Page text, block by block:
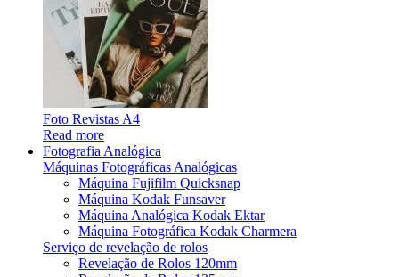
Foto Revistas A4
Read more
Fotografia Analógica
Máquinas Fotográficas Analógicas
Máquina Fujifilm Quicksnap
Máquina Kodak Funsaver
Máquina Analógica Kodak Ektar
Máquina Fotográfica Kodak Charmera
Serviço de revelação de rolos
Revelação de Rolos 120mm